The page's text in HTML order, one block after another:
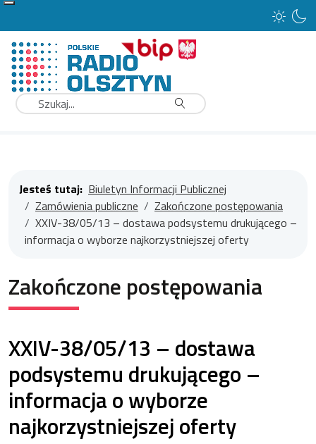
Jesteś tutaj: Biuletyn Informacji Publicznej
Zamówienia publiczne
Zakończone postępowania
XXIV-38/05/13 – dostawa podsystemu drukującego –
informacja o wyborze najkorzystniejszej oferty
Zakończone postępowania
XXIV-38/05/13 – dostawa
podsystemu drukującego –
informacja o wyborze
najkorzystniejszej oferty